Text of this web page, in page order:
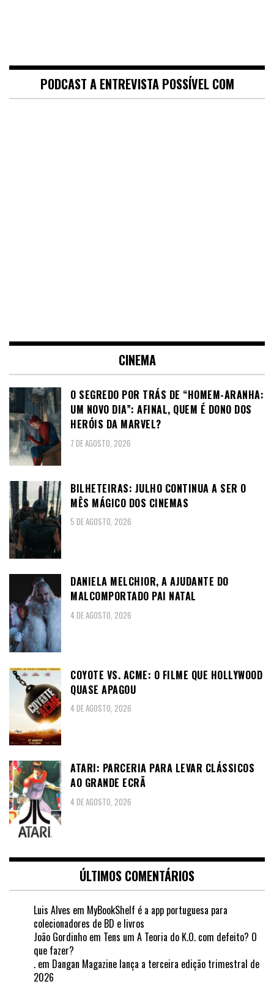
PODCAST A ENTREVISTA POSSÍVEL COM
CINEMA
O SEGREDO POR TRÁS DE “HOMEM-ARANHA:
UM NOVO DIA”: AFINAL, QUEM É DONO DOS
HERÓIS DA MARVEL?
7 DE AGOSTO, 2026
BILHETEIRAS: JULHO CONTINUA A SER O
MÊS MÁGICO DOS CINEMAS
5 DE AGOSTO, 2026
DANIELA MELCHIOR, A AJUDANTE DO
MALCOMPORTADO PAI NATAL
4 DE AGOSTO, 2026
COYOTE VS. ACME: O FILME QUE HOLLYWOOD
QUASE APAGOU
4 DE AGOSTO, 2026
ATARI: PARCERIA PARA LEVAR CLÁSSICOS
AO GRANDE ECRÃ
4 DE AGOSTO, 2026
ÚLTIMOS COMENTÁRIOS
Luis Alves em MyBookShelf é a app portuguesa para
colecionadores de BD e livros
João Gordinho em Tens um A Teoria do K.O. com defeito? O
que fazer?
. em Dangan Magazine lança a terceira edição trimestral de
2026